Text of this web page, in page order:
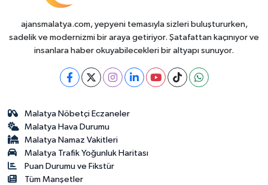
ajansmalatya.com, yepyeni temasıyla sizleri buluştururken,
sadelik ve modernizmi bir araya getiriyor. Şatafattan kaçınıyor ve
insanlara haber okuyabilecekleri bir altyapı sunuyor.
Malatya Nöbetçi Eczaneler
Malatya Hava Durumu
Malatya Namaz Vakitleri
Malatya Trafik Yoğunluk Haritası
Puan Durumu ve Fikstür
Tüm Manşetler